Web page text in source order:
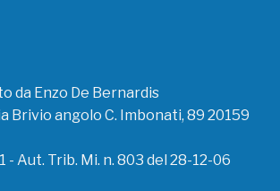
da Enzo De Bernardis
Brivio angolo C. Imbonati, 89 20159
- Aut. Trib. Mi. n. 803 del 28-12-06